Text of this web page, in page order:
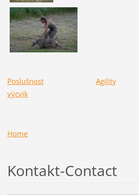
Poslušnost Agility
výcvik
Home
Kontakt-Contact